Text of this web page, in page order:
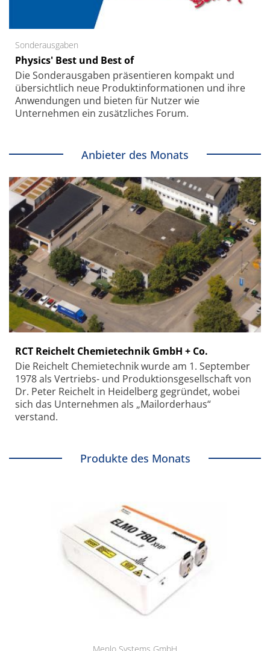
Sonderausgaben
Physics' Best und Best of
Die Sonder­ausgaben präsentieren kompakt und
übersichtlich neue Produkt­informationen und ihre
Anwendungen und bieten für Nutzer wie
Unternehmen ein zusätzliches Forum.
Anbieter des Monats
RCT Reichelt Chemietechnik GmbH + Co.
Die Reichelt Chemietechnik wurde am 1. September
1978 als Vertriebs- und Produktionsgesellschaft von
Dr. Peter Reichelt in Heidelberg gegründet, wobei
sich das Unternehmen als „Mailorderhaus“
verstand.
Produkte des Monats
Menlo Systems GmbH